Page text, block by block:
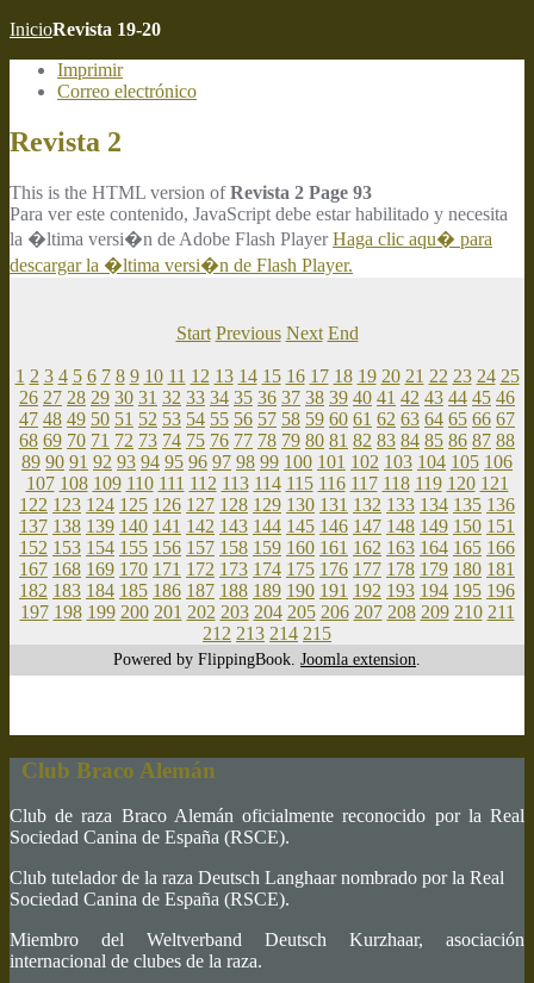
InicioRevista 19-20
Imprimir
Correo electrónico
Revista 2
This is the HTML version ofRevista 2 Page 93
Para ver este contenido, JavaScript debe estar habilitado y necesita
la �ltima versi�n de Adobe Flash PlayerHaga clic aqu� para
descargar la �ltima versi�n de Flash Player.
Start Previous Next End
1 2 3 4 5 6 7 8 9 10 11 12 13 14 15 16 17 18 19 20 21 22 23 24 25
26 27 28 29 30 31 32 33 34 35 36 37 38 39 40 41 42 43 44 45 46
47 48 49 50 51 52 53 54 55 56 57 58 59 60 61 62 63 64 65 66 67
68 69 70 71 72 73 74 75 76 77 78 79 80 81 82 83 84 85 86 87 88
89 90 91 92 93 94 95 96 97 98 99 100 101 102 103 104 105 106
107 108 109 110 111 112 113 114 115 116 117 118 119 120 121
122 123 124 125 126 127 128 129 130 131 132 133 134 135 136
137 138 139 140 141 142 143 144 145 146 147 148 149 150 151
152 153 154 155 156 157 158 159 160 161 162 163 164 165 166
167 168 169 170 171 172 173 174 175 176 177 178 179 180 181
182 183 184 185 186 187 188 189 190 191 192 193 194 195 196
197 198 199 200 201 202 203 204 205 206 207 208 209 210 211
212 213 214 215
Powered by FlippingBook. Joomla extension
Club Braco Alemán
Club de raza Braco Alemán oficialmente reconocido por la Real
Sociedad Canina de España (RSCE).
Club tutelador de la raza Deutsch Langhaar nombrado por la Real
Sociedad Canina de España (RSCE).
Miembro del Weltverband Deutsch Kurzhaar, asociación
internacional de clubes de la raza.